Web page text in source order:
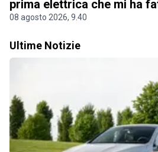
prima elettrica che mi ha
08 agosto 2026, 9.40
Ultime Notizie